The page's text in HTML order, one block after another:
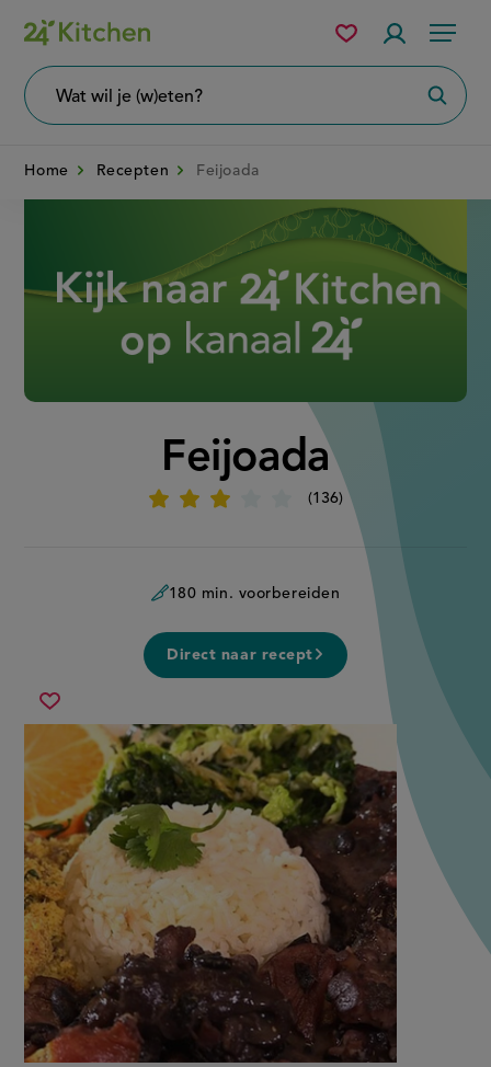
Overslaan
en
naar
Menu
wil
Mijn
bewaarde
Home Recepten Feijoada
Feijoada
136
180 min. voorbereiden
Direct naar recept
Sla
recept
feijoada